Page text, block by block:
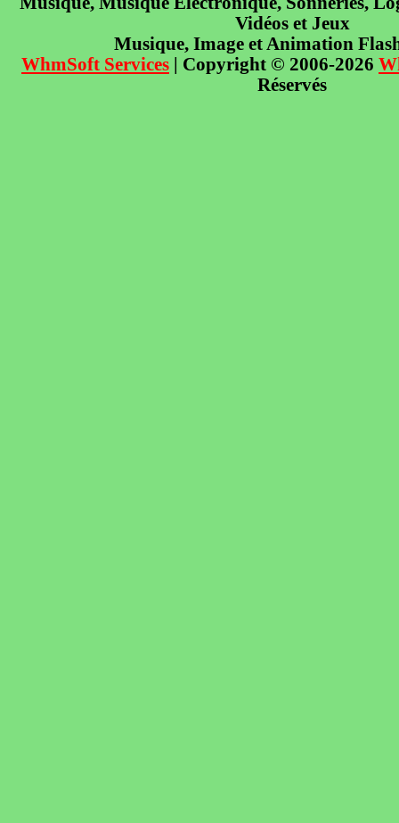
Vidéos et Jeux
Musique, Image et Animation
WhmSoft Services | Copyright © 2006-2026
Réservés